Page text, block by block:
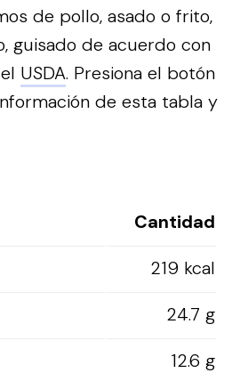
de pollo, asado o frito,
guisado de acuerdo con
USDA. Presiona el botón
de esta tabla y
Cantidad
219 kcal
24.7 g
12.6 g